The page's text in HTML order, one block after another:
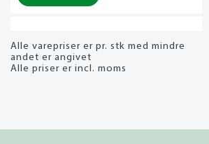
Alle varepriser er pr. stk med mindre
andet er angivet
Alle priser er incl. moms